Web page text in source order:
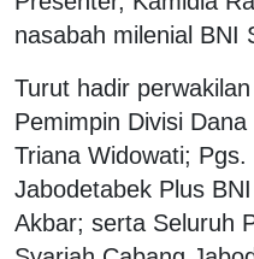
nasabah milenial BNI
Turut hadir
Pemimpin Divisi
Triana Widowati;
Jabodetabek Plus
Akbar; serta Seluruh